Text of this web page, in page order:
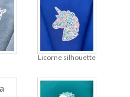
Licorne silhouette